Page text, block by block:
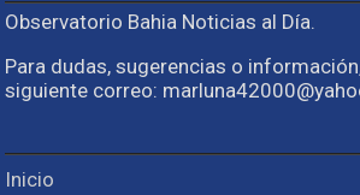
Observatorio Bahia Noticias al Día.
Para dudas, sugerencias o
siguiente correo:
Inicio